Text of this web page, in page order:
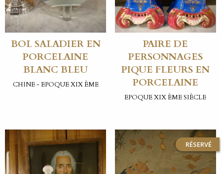
BOL SALADIER EN
PORCELAINE
BLANC BLEU
CHINE - EPOQUE XIX ÈME
PAIRE DE
PERSONNAGES
PIQUE FLEURS EN
PORCELAINE
EPOQUE XIX ÈME SIÈCLE
RÉSERVÉ